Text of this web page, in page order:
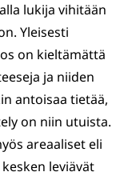
lukija vihitään
Yleisesti
on kieltämättä
ja niiden
antoisaa tietää,
on niin utuista.
areaaliset eli
leviävät